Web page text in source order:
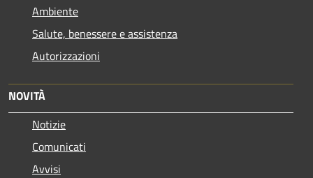
Ambiente
Salute, benessere e assistenza
Autorizzazioni
NOVITÀ
Notizie
Comunicati
Avvisi